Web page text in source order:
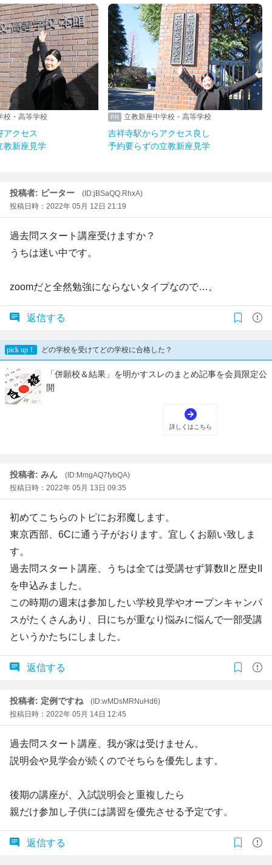
校・高等学校
アクセス
教新座見学
立教新座中学校・高等学校
吉祥寺駅からアクセス良し
予約要らずの立教新座見学
投稿者: ピーター
(ID:jBSaQQ.RhxA)
投稿日時：2022年 05月 12日 21:19
過去問スタート講座受けますか？
うちは迷い中です。
zoomだと全然勉強にならないタイプなので…。
返信する
投稿者: みん
(ID:MmgAQ7fybQA)
投稿日時：2022年 05月 13日 09:35
初めてこちらのトピにお邪魔します。
東京西部、6Cに通う子がおります。宜しくお願い致しま
す。
過去問スタート講座、うちは全ては受講せず算数IIと歴史II
を申込みました。
この時期の週末は参加したい学校見学やオープンキャンパ
スがたくさんあり、日にちが重なり悩みに悩んで一部受講
というかたちにしました。
返信する
投稿者: 定例ですね
(ID:wMDsMRNuHd6)
投稿日時：2022年 05月 14日 12:45
過去問スタート講座、我が家は受けません。
説明会や見学会が続くのでそちらを優先します。
後期の講座が、入試説明会と重複したら
親だけ参加し子供には講習を優先させる予定です。
返信する